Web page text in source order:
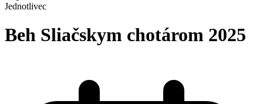
Jednotlivec
Beh Sliačskym chotárom 2025